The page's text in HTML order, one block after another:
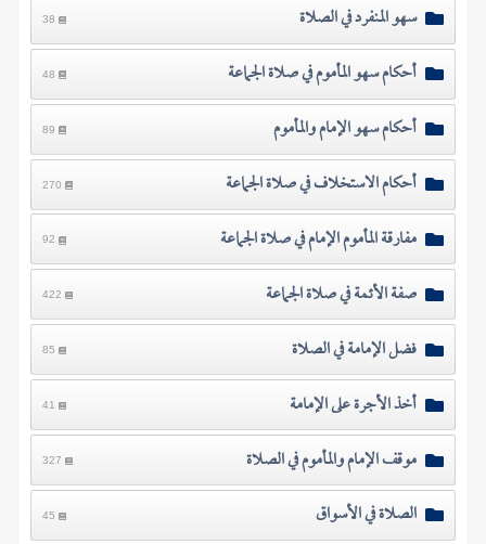
سهو المنفرد في الصلاة 38
أحكام سهو المأموم في صلاة الجماعة 48
أحكام سهو الإمام والمأموم 89
أحكام الاستخلاف في صلاة الجماعة 270
مفارقة المأموم الإمام في صلاة الجماعة 92
صفة الأئمة في صلاة الجماعة 422
فضل الإمامة في الصلاة 85
أخذ الأجرة على الإمامة 41
موقف الإمام والمأموم في الصلاة 327
الصلاة في الأسواق 45